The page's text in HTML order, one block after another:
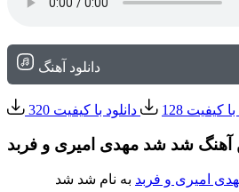
دانلود آهنگ
کیفیت 128 دانلود با کیفیت 320
آهنگ شد شد مهدی امیری و فربد
امیری و فربد به نام شد شد